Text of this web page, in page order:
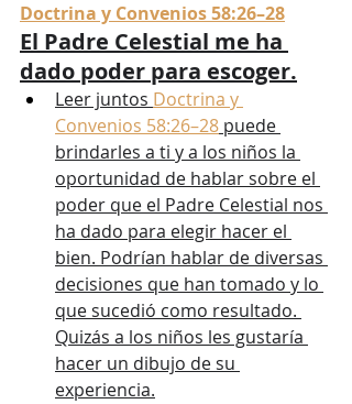
Doctrina y Convenios 58:26–28
El Padre Celestial me ha
dado poder para escoger.
Leer juntos Doctrina y
Convenios 58:26–28 puede
brindarles a ti y a los niños la
oportunidad de hablar sobre el
poder que el Padre Celestial nos
ha dado para elegir hacer el
bien. Podrían hablar de diversas
decisiones que han tomado y lo
que sucedió como resultado.
Quizás a los niños les gustaría
hacer un dibujo de su
experiencia.